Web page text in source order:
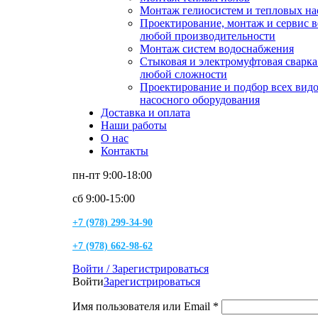
Монтаж гелиосистем и тепловых
Проектирование, монтаж и сервис
любой производительности
Монтаж систем водоснабжения
Стыковая и электромуфтовая
любой сложности
Проектирование и подбор всех
насосного оборудования
Доставка и оплата
Наши работы
О нас
Контакты
пн-пт 9:00-18:00
сб 9:00-15:00
+7 (978) 299-34-90
+7 (978) 662-98-62
Войти / Зарегистрироваться
ВойтиЗарегистрироваться
Имя пользователя или Email *